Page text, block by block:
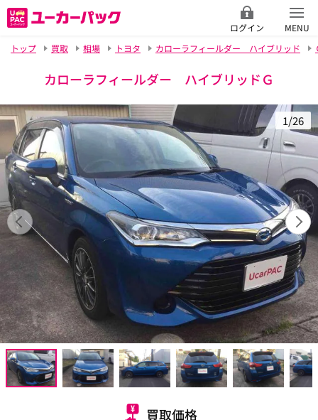
ログイン
MENU
トップ
買取 相場 トヨタ カローラフィールダー ハイブリッド
カローラフィールダー ハイブリッドＧ
1/26
買取価格